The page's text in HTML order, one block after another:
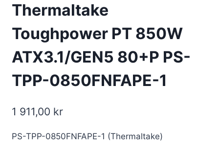
Thermaltake
Toughpower PT 850W
ATX3.1/GEN5 80+P PS-
TPP-0850FNFAPE-1
1 911,00 kr
PS-TPP-0850FNFAPE-1 (Thermaltake)